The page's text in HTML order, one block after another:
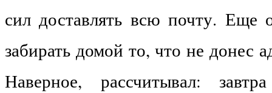
сил доставлять всю почту. Еще
забирать домой то, что не донес
Наверное, рассчитывал: